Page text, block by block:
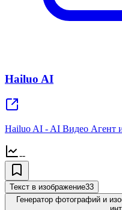
Hailuo AI
Hailuo AI - AI Видео
--
Текст в изображение33
Генератор фотографий и